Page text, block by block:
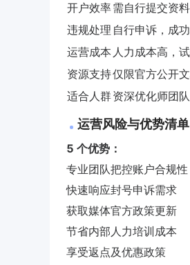
开户效率需自行提交资
违规处理 自行申诉，成
运营成本 人力成本高，
资源支持仅限官方公开
适合人群资深优化师团队
运营风险与优势清单
5 个优势：
专业团队把控账户合规性
快速响应封号申诉需求
获取媒体官方政策更新
节省内部人力培训成本
享受返点及优惠政策